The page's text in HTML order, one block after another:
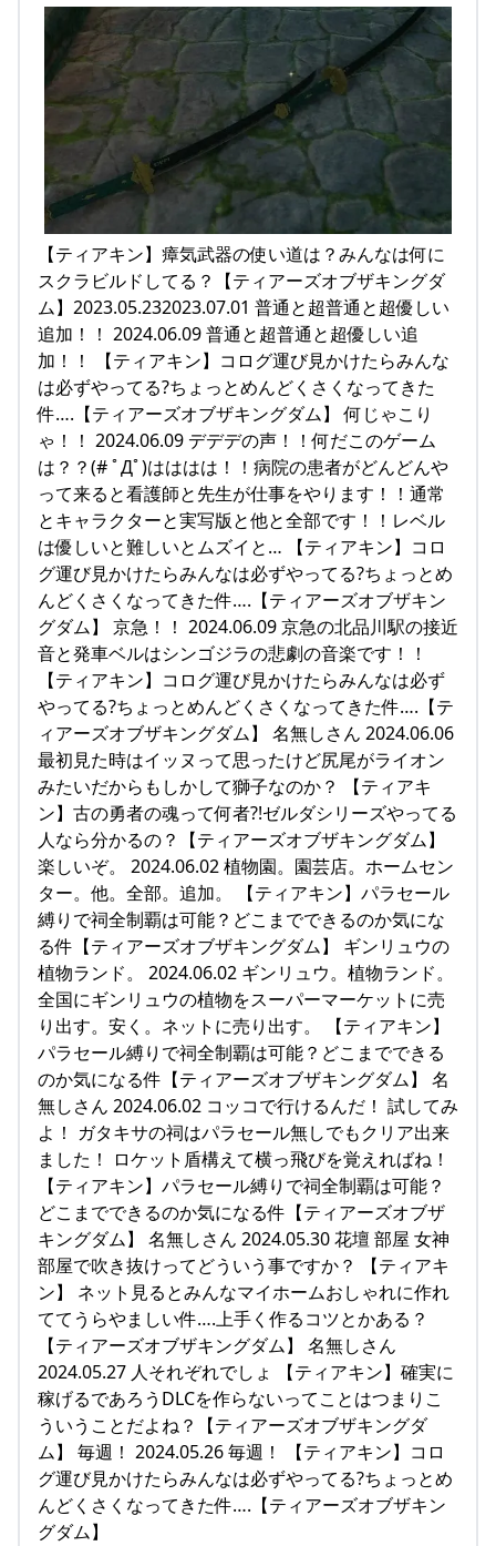
【ティアキン】瘴気武器の使い道は？みんなは何に
スクラビルドしてる？【ティアーズオブザキングダ
ム】2023.05.232023.07.01 普通と超普通と超優しい
追加！！ 2024.06.09 普通と超普通と超優しい追
加！！ 【ティアキン】コログ運び見かけたらみんな
は必ずやってる?ちょっとめんどくさくなってきた
件….【ティアーズオブザキングダム】 何じゃこり
ゃ！！ 2024.06.09 デデデの声！！何だこのゲーム
は？？(# ﾟДﾟ)はははは！！病院の患者がどんどんや
って来ると看護師と先生が仕事をやります！！通常
とキャラクターと実写版と他と全部です！！レベル
は優しいと難しいとムズイと… 【ティアキン】コロ
グ運び見かけたらみんなは必ずやってる?ちょっとめ
んどくさくなってきた件….【ティアーズオブザキン
グダム】 京急！！ 2024.06.09 京急の北品川駅の接近
音と発車ベルはシンゴジラの悲劇の音楽です！！
【ティアキン】コログ運び見かけたらみんなは必ず
やってる?ちょっとめんどくさくなってきた件….【テ
ィアーズオブザキングダム】 名無しさん 2024.06.06
最初見た時はイッヌって思ったけど尻尾がライオン
みたいだからもしかして獅子なのか？ 【ティアキ
ン】古の勇者の魂って何者?!ゼルダシリーズやってる
人なら分かるの？【ティアーズオブザキングダム】
楽しいぞ。 2024.06.02 植物園。園芸店。ホームセン
ター。他。全部。追加。 【ティアキン】パラセール
縛りで祠全制覇は可能？どこまでできるのか気にな
る件【ティアーズオブザキングダム】 ギンリュウの
植物ランド。 2024.06.02 ギンリュウ。植物ランド。
全国にギンリュウの植物をスーパーマーケットに売
り出す。安く。ネットに売り出す。 【ティアキン】
パラセール縛りで祠全制覇は可能？どこまでできる
のか気になる件【ティアーズオブザキングダム】 名
無しさん 2024.06.02 コッコで行けるんだ！ 試してみ
よ！ ガタキサの祠はパラセール無しでもクリア出来
ました！ ロケット盾構えて横っ飛びを覚えればね！
【ティアキン】パラセール縛りで祠全制覇は可能？
どこまでできるのか気になる件【ティアーズオブザ
キングダム】 名無しさん 2024.05.30 花壇 部屋 女神
部屋で吹き抜けってどういう事ですか？ 【ティアキ
ン】 ネット見るとみんなマイホームおしゃれに作れ
ててうらやましい件….上手く作るコツとかある？
【ティアーズオブザキングダム】 名無しさん
2024.05.27 人それぞれでしょ 【ティアキン】確実に
稼げるであろうDLCを作らないってことはつまりこ
ういうことだよね？【ティアーズオブザキングダ
ム】 毎週！ 2024.05.26 毎週！ 【ティアキン】コロ
グ運び見かけたらみんなは必ずやってる?ちょっとめ
んどくさくなってきた件….【ティアーズオブザキン
グダム】